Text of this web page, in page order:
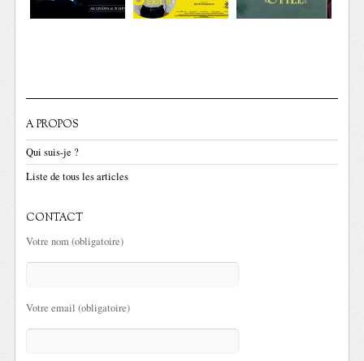
A PROPOS
Qui suis-je ?
Liste de tous les articles
CONTACT
Votre nom (obligatoire)
Votre email (obligatoire)